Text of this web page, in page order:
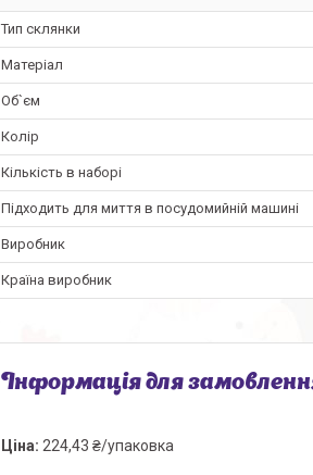
Тип склянки
Матеріал
Об`єм
Колір
Кількість в наборі
Підходить для миття в посудомийній машині
Виробник
Країна виробник
Інформація для
Ціна: 224,43 ₴/упаковка